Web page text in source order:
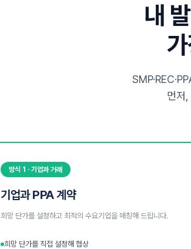
내
먼저
방식 1 · 기업과 거래
기업과 PPA 계약
희망 단가를 설정하고 최적의 수요기업을 매칭해 드립니다.
희망 단가를 직접 설정해 협상